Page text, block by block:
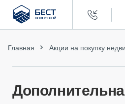
Бест
Новострой
ПОКУПАТЕЛЯМ
ЗАСТРОЙЩИКАМ
Главная Акции на покупку